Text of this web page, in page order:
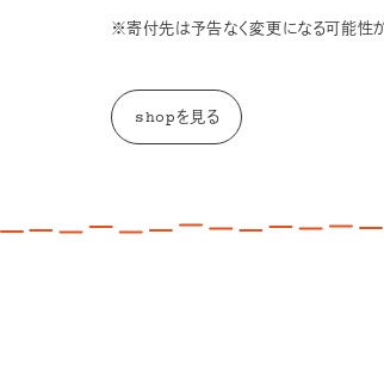
※寄付先は予告なく変更になる可能性が
shopを見る